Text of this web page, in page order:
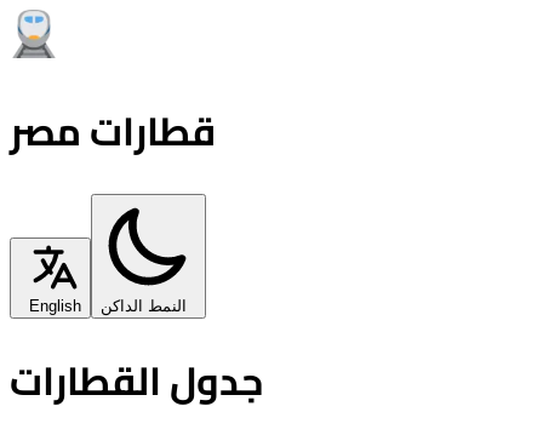
قطارات مصر
English النمط الداكن
جدول القطارات